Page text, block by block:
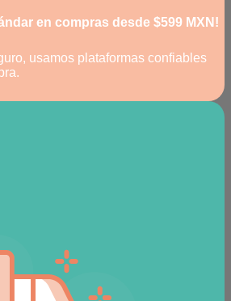
en compras desde $599 MXN!
usamos plataformas confiables